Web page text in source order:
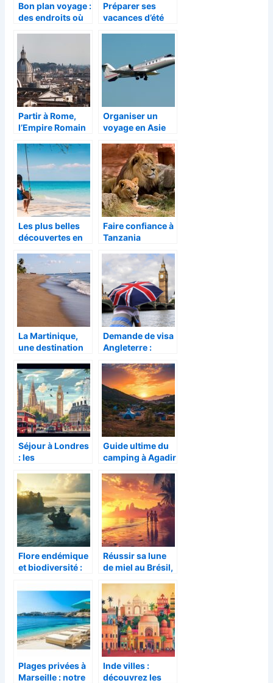
Bon plan voyage :
des endroits où
Préparer ses
vacances d’été
Partir à Rome,
l’Empire Romain
Organiser un
voyage en Asie
Les plus belles
découvertes en
Faire confiance à
Tanzania
organiser son
safari
La Martinique,
une destination
vacances de
rêves
Demande de visa
Angleterre :
démarches
suivre pour
voyager en toute
sérénité
Séjour à Londres
: les
de la capitale
britannique
Guide ultime du
camping à Agadir
conseils et spots
incontournables
Flore endémique
et biodiversité :
autour du Temple
Tabanan
Réussir sa lune
de miel au Brésil,
pour choisir le
meilleur mois
entre juin et
septembre
Plages privées à
Marseille : notre
Inde villes :
découvrez les